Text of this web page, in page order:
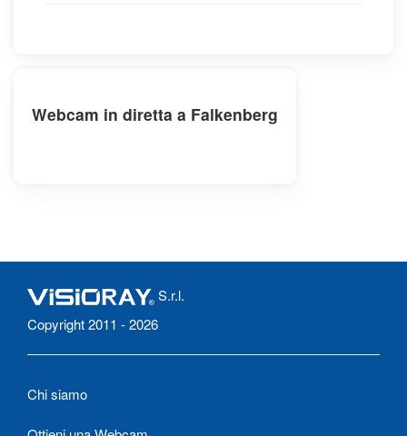
Webcam in diretta a Falkenberg
S.r.l.
Copyright 2011 - 2026
Chi siamo